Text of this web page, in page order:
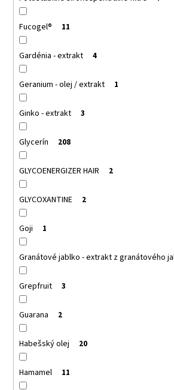
Fucogel® 11
Gardénia - extrakt 4
Geranium - olej / extrakt 1
Ginko - extrakt 3
Glycerín 208
GLYCOENERGIZER HAIR 2
GLYCOXANTINE 2
Goji 1
Granátové jablko - extrakt z granátového
Grepfruit 3
Guarana 2
Habešský olej 20
Hamamel 11